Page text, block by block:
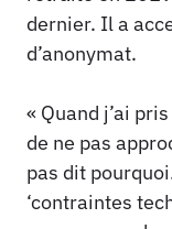
dernier. Il a
d’anonymat.
« Quand j’ai
de ne pas
pas dit
‘contraintes